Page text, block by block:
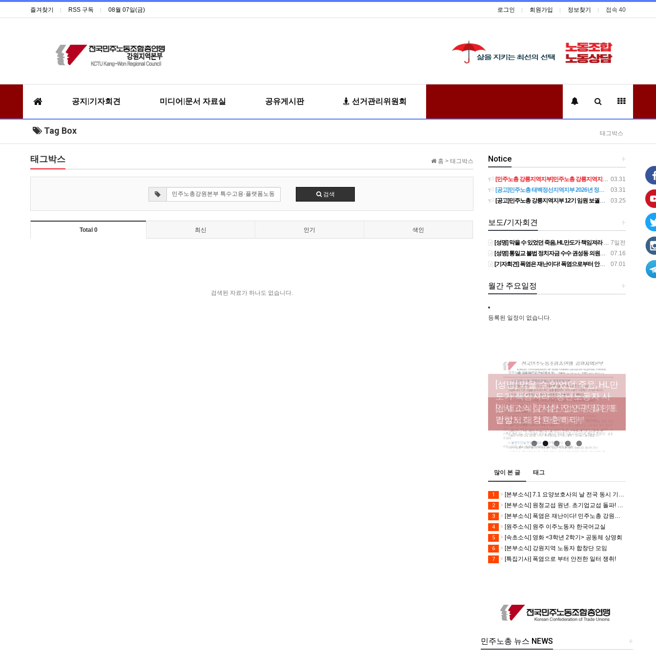
즐겨찾기 RSS 구독 08월 07일(금) 로그인 회원가입 정보찾기 접속 40
공지|기자회견 미디어|문서 자료실 공유게시판 선거관리위원회
Tag Box 태그박스
홈 > 태그박스
태그박스
검색
Total 0 최신 인기 색인
검색된 자료가 하나도 없습니다.
+
Notice
03.31
[민주노총 강릉지역지부]민주노총 강릉지역지부 제12기 임원 보궐선거결과 공고
03.31
[공고]민주노총 태백정선지역지부 2026년 정기 대의원대회 재소집 건
03.25
[공고]민주노총 강릉지역지부 12기 임원 보궐선거 후보자 확정 공고
+
보도/기자회견
7일전
[성명] 막을 수 있었던 죽음, HL만도가 책임져라 : 청년노동자 사망사고의 철저한 진상규명과 재발방지 대책 마련하라
07.16
[성명] 통일교 불법 정치자금 수수 권성동 의원직 상실, 사필귀정이다
07.01
[기자회견] 폭염은 재난이다! 폭염으로부터 안전한 일터를 위한 민주노총 강원지역본부 폭염감시단 선포 기자회견
+
월간 주요일정
등록된 일정이 없습니다.
[성명] 막을 수 있었던 죽음, HL만
도가 책임져라 : 청년노동자 사
망사고의 철저한 진상규명과 재
발방지 대책 마련하라
[산별소식] 건설산업연맹 플랜트
건설노조 강원충북지부
[강릉,속초,원주,춘천] 폭염감시
단 사업 이모저모
[조합원☆인터뷰] 서비스연맹 전
국학교비정규직노동조합 강원
지부 김유미 춘천지회장
[본부소식] 강원지역 노동자 합
창단 모임
많이 본 글 태그
1 [본부소식] 7.1 요양보호사의 날 전국 동시 기자회견
2 [본부소식] 원청교섭 원년. 초기업교섭 돌파! 모든 노동자의 노동기본권 쟁취! 민주노총 7.15 총파업대회
3 [본부소식] 폭염은 재난이다! 민주노총 강원지역본부 폭염감시단 선포 기자회견
4 [원주소식] 원주 이주노동자 한국어교실
5 [속초소식] 영화 <3학년 2학기> 공동체 상영회
6 [본부소식] 강원지역 노동자 합창단 모임
7 [특집기사] 폭염으로 부터 안전한 일터 쟁취!
+
민주노총 뉴스 NEWS